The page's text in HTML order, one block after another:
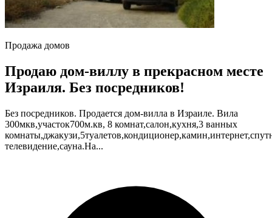
Продажа домов
Продаю дом-виллу в прекрасном месте
Израиля. Без посредников!
Без посредников. Продается дом-вилла в Израиле. Вила
300мкв,участок700м.кв, 8 комнат,салон,кухня,3 ванных
телевидение,сауна.На...